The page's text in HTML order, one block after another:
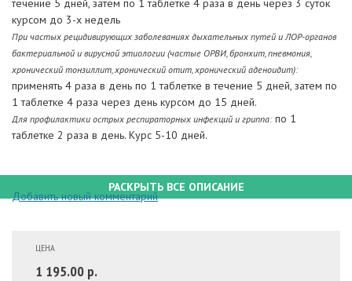
течение 5 дней, затем по 1 таблетке 4 раза в день через 3 суток
курсом до 3-х недель
При частых рецидивирующих заболеваниях дыхательных путей и ЛОР-органов
бактериальной и вирусной этиологии (частые ОРВИ, бронхит, пневмония,
хронический тонзиллит, хронический отит, хронический аденоидит):
применять 4 раза в день по 1 таблетке в течение 5 дней, затем по
1 таблетке 4 раза через день курсом до 15 дней.
Для профилактики острых респираторных инфекций и гриппа:по 1
таблетке 2 раза в день. Курс 5-10 дней.
РАСКРЫТЬ ВСЕ ОПИСАНИЕ
Добавить новый комментарий
ЦЕНА
1 195.00 р.